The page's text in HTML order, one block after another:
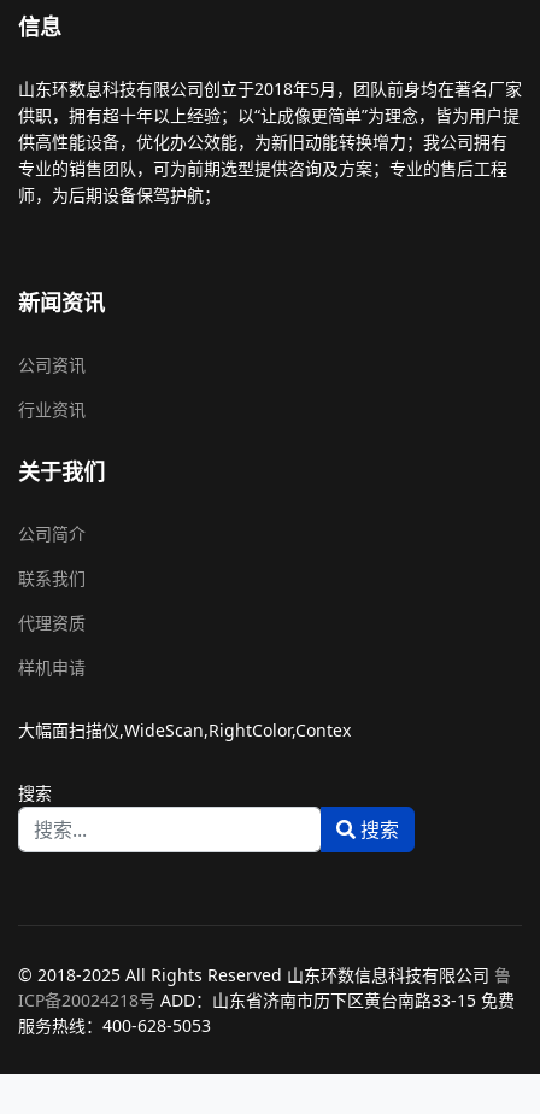
信息
山东环数息科技有限公司创立于2018年5月，团队前身均在著名厂家
供职，拥有超十年以上经验；以“让成像更简单”为理念，皆为用户提
供高性能设备，优化办公效能，为新旧动能转换增力；我公司拥有
专业的销售团队，可为前期选型提供咨询及方案；专业的售后工程
师，为后期设备保驾护航；
新闻资讯
公司资讯
行业资讯
关于我们
公司简介
联系我们
代理资质
样机申请
大幅面扫描仪,WideScan,RightColor,Contex
搜索
搜索
© 2018-2025 All Rights Reserved 山东环数信息科技有限公司 鲁
ICP备20024218号 ADD：山东省济南市历下区黄台南路33-15 免费
服务热线：400-628-5053